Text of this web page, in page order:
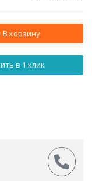
В корзину
в 1 клик